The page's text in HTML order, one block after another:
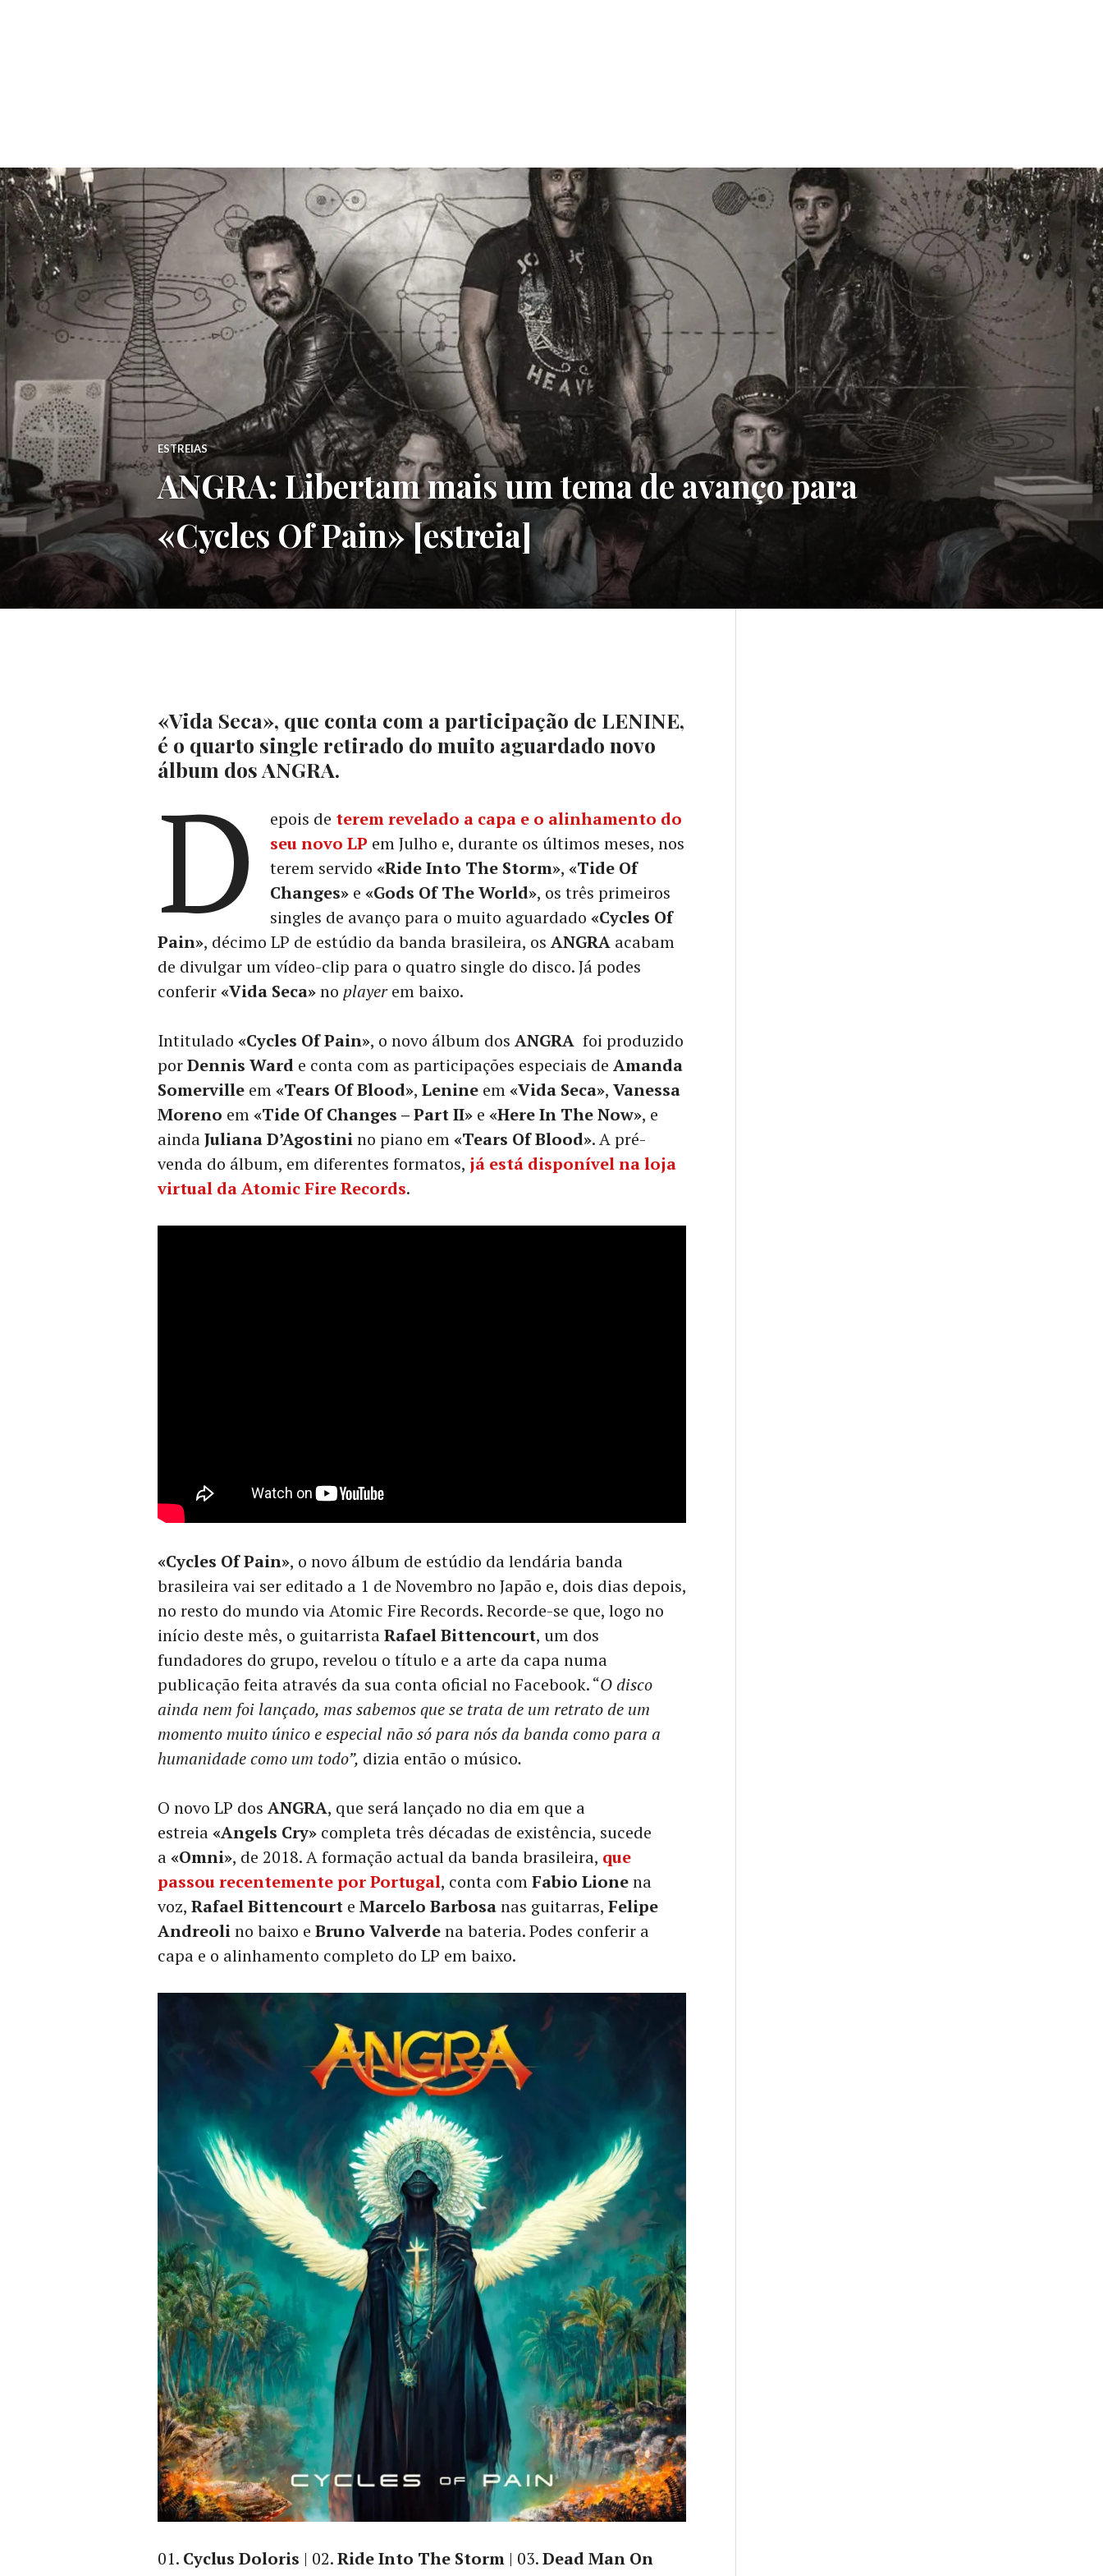
ESTREIAS
ANGRA: Libertam mais um tema de avanço para
«Cycles Of Pain» [estreia]
«Vida Seca», que conta com a participação de LENINE,
é o quarto single retirado do muito aguardado novo
álbum dos ANGRA.
D epois de terem revelado a capa e o alinhamento do
seu novo LP em Julho e, durante os últimos meses, nos
terem servido «Ride Into The Storm», «Tide Of
Changes»e «Gods Of The World», os três primeiros
singles de avanço para o muito aguardado «Cycles Of
Pain», décimo LP de estúdio da banda brasileira, os ANGRA acabam
de divulgar um vídeo-clip para o quatro single do disco. Já podes
conferir«Vida Seca»no playerem baixo.
Intitulado «Cycles Of Pain», o novo álbum dos ANGRA foi produzido
porDennis Ward e conta com as participações especiais de Amanda
Somerville em«Tears Of Blood», Lenine em«Vida Seca», Vanessa
Moreno em«Tide Of Changes – Part II» e «Here In The Now», e
aindaJuliana D’Agostinino piano em«Tears Of Blood». A pré-
venda do álbum, em diferentes formatos, já está disponível na loja
virtual da Atomic Fire Records.
«Cycles Of Pain», o novo álbum de estúdio da lendária banda
brasileira vai ser editado a 1 de Novembro no Japão e, dois dias depois,
no resto do mundo via Atomic Fire Records. Recorde-se que, logo no
início deste mês, o guitarristaRafael Bittencourt, um dos
fundadores do grupo, revelou o título e a arte da capa numa
publicação feita através da sua conta oficial no Facebook. “O disco
ainda nem foi lançado, mas sabemos que se trata de um retrato de um
momento muito único e especial não só para nós da banda como para a
humanidade como um todo”, dizia então o músico.
O novo LP dos ANGRA, que será lançado no dia em que a
estreia«Angels Cry» completa três décadas de existência, sucede
a«Omni», de 2018. A formação actual da banda brasileira, que
passou recentemente por Portugal, conta comFabio Lionena
voz, Rafael Bittencourt e Marcelo Barbosanas guitarras, Felipe
Andreolino baixo e Bruno Valverdena bateria. Podes conferir a
capa e o alinhamento completo do LP em baixo.
01. Cyclus Doloris | 02.Ride Into The Storm | 03.Dead Man On